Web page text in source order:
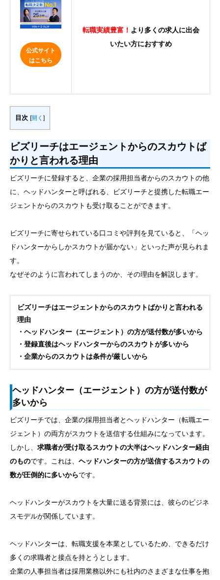
公式サイト
はこちら
転職実績豊富！ より多くの求人に出会
いたい方におすすめ
目次 [開く ]
ビズリーチはエージェントからのスカウトば
かりと言われる理由
ビズリーチに登録すると、企業の採用担当者からのスカウトの他
に、ヘッドハンターと呼ばれる、ビズリーチと提携した転職エー
ジェントからのスカウトも受け取ることができます。
ビズリーチに寄せられている口コミや評判を見ていると、「ヘッ
ドハンターからしかスカウトが届かない」といった声が見られま
す。
なぜそのように言われてしまうのか、その理由を解説します。
ビズリーチはエージェントからのスカウトばかりと言われる
理由
・ヘッドハンター（エージェント）の方が送付数が多いから
・登録直後はヘッドハンターからのスカウトが多いから
・企業からのスカウトは条件が厳しいから
ヘッドハンター（エージェント）の方が送付数が
多いから
ビズリーチでは、企業の採用担当者とヘッドハンター（転職エー
ジェント）の両方がスカウトを送信する仕組みになっています。
しかし、 求職者が受け取るスカウトの大半はヘッドハンター経由
のものです。これは、 ヘッドハンターの方が送信するスカウトの
数が圧倒的に多いからです。
ヘッドハンターがスカウトを大量に送る背景には、彼らのビジネ
スモデルが関係しています。
ヘッドハンターは、転職支援を本業としているため、できるだけ
多くの求職者と接点を持とうとします。
企業の人事担当者は採用業務以外にも社内のさまざまな仕事を抱